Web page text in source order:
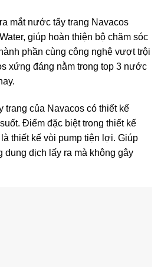
mắt nước tẩy trang Navacos
, giúp hoàn thiện bộ chăm sóc
phần cùng công nghệ vượt trội
xứng đáng nằm trong top 3 nước
trang của Navacos có thiết kế
Điểm đặc biệt trong thiết kế
thiết kế vòi pump tiện lợi. Giúp
dịch lấy ra mà không gây